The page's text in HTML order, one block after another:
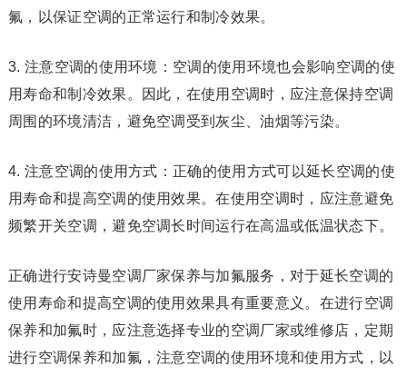
氟，以保证空调的正常运行和制冷效果。
3. 注意空调的使用环境：空调的使用环境也会影响空调的使
用寿命和制冷效果。因此，在使用空调时，应注意保持空调
周围的环境清洁，避免空调受到灰尘、油烟等污染。
4. 注意空调的使用方式：正确的使用方式可以延长空调的使
用寿命和提高空调的使用效果。在使用空调时，应注意避免
频繁开关空调，避免空调长时间运行在高温或低温状态下。
正确进行安诗曼空调厂家保养与加氟服务，对于延长空调的
使用寿命和提高空调的使用效果具有重要意义。在进行空调
保养和加氟时，应注意选择专业的空调厂家或维修店，定期
进行空调保养和加氟，注意空调的使用环境和使用方式，以